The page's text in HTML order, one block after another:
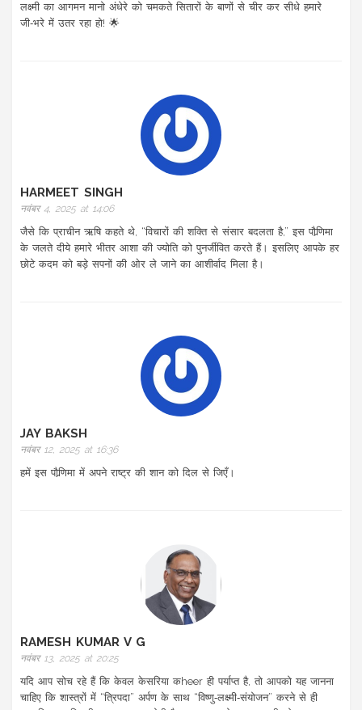
लक्ष्मी का आगमन मानो अंधेरे को चमकते सितारों के बाणों से चीर कर सीधे हमारे
जी‑भरे में उतर रहा हो! 🌟
HARMEET SINGH
नवंबर 4, 2025 at 14:06
जैसे कि प्राचीन ऋषि कहते थे, “विचारों की शक्ति से संसार बदलता है,” इस पौर्‍णिमा
के जलते दीये हमारे भीतर आशा की ज्योति को पुनर्जीवित करते हैं। इसलिए आपके हर
छोटे कदम को बड़े सपनों की ओर ले जाने का आशीर्वाद मिला है।
JAY BAKSH
नवंबर 12, 2025 at 16:36
हमें इस पौर्‍णिमा में अपने राष्ट्र की शान को दिल से जिएँ।
RAMESH KUMAR V G
नवंबर 13, 2025 at 20:25
यदि आप सोच रहे हैं कि केवल केसरिया कheer ही पर्याप्त है, तो आपको यह जानना
चाहिए कि शास्त्रों में “त्रिपदा” अर्पण के साथ “विष्णु‑लक्ष्मी‑संयोजन” करने से ही